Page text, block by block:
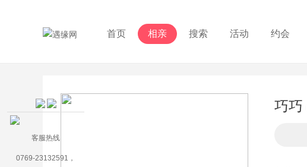
首页 相亲 搜索 活动 约会
巧巧
客服热线
0769-23132591，